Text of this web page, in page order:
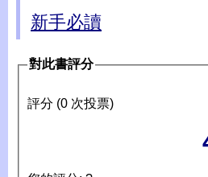
新手必讀
對此書評分
評分 (0 次投票)